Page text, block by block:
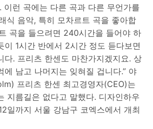
이런 곡에는 다른 곡과 다른 무언가를
식 음악, 특히 모차르트 곡을 좋아합
곡을 들으려면 240시간을 들어야 하
이 1시간 반에서 2시간 정도 듣다보면
다. 프리츠 한센도 마찬가지겠지요. 상
에 남고 나머지는 잊혀질 겁니다.” 야
프리츠 한센 최고경영자(CEO)는
지름길은 없다고 말했다. 디자인하우
일까지 서울 강남구 코엑스에서 개최